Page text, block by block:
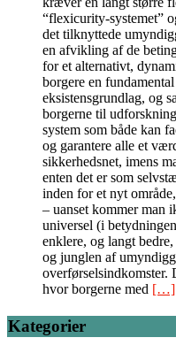
“flexicurity-systemet”
det tilknyttede
en afvikling af de
for et alternativt,
borgere en
eksistensgrundlag, og
borgerne til
system som både kan
og garantere alle et
sikkerhedsnet, imens
enten det er som
inden for et nyt
– uanset kommer man
universel (i
enklere, og langt
og junglen af
overførselsindkomster.
hvor borgerne med […]
Kategorier